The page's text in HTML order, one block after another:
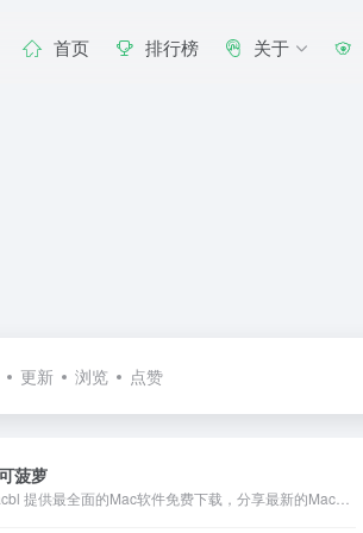
首页 排行榜 关于
更新 浏览 点赞
菠萝